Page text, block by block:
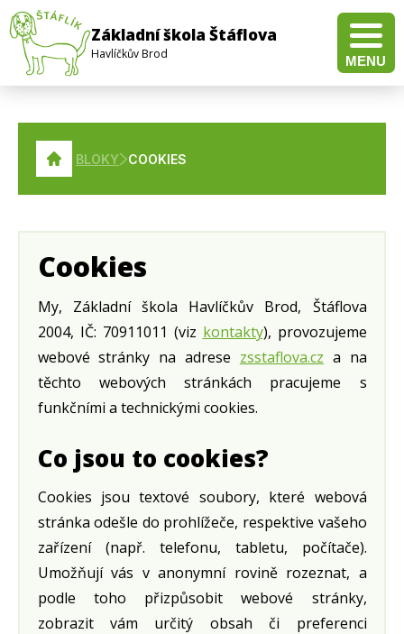
Základní škola Štáflova
Havlíčkův Brod MENU
BLOKY COOKIES
Cookies
My, Základní škola Havlíčkův Brod, Štáflova
2004, IČ: 70911011 (viz kontakty), provozujeme
webové stránky na adrese zsstaflova.cz a na
těchto webových stránkách pracujeme s
funkčními a technickými cookies.
Co jsou to cookies?
Cookies jsou textové soubory, které webová
stránka odešle do prohlížeče, respektive vašeho
zařízení (např. telefonu, tabletu, počítače).
Umožňují vás v anonymní rovině rozeznat, a
podle toho přizpůsobit webové stránky,
zobrazit vám určitý obsah či preferenci